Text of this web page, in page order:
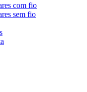
com fio
sem fio